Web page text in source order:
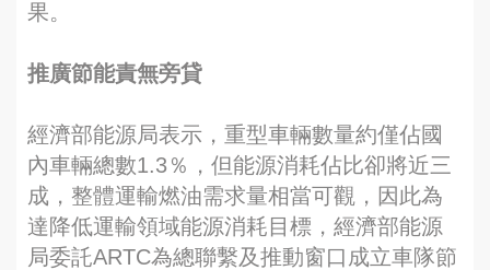
果。
推廣節能責無旁貸
經濟部能源局表示，重型車輛數量約僅佔國
內車輛總數1.3％，但能源消耗佔比卻將近三
成，整體運輸燃油需求量相當可觀，因此為
達降低運輸領域能源消耗目標，經濟部能源
局委託ARTC為總聯繫及推動窗口成立車隊節